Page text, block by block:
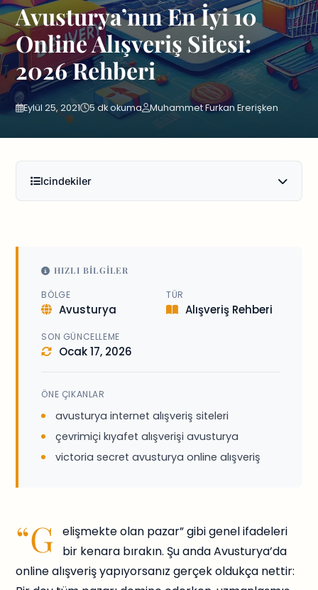
Avusturya’nın En İyi 10
Online Alışveriş Sitesi:
2026 Rehberi
Eylül 25, 2021 5 dk okuma Muhammet Furkan Ererişken
Icindekiler
HIZLI BILGILER
BÖLGE
Avusturya
TÜR
Alışveriş Rehberi
SON GÜNCELLEME
Ocak 17, 2026
ÖNE ÇIKANLAR
avusturya internet alışveriş siteleri
çevrimiçi kıyafet alışverişi avusturya
victoria secret avusturya online alışveriş
“G
elişmekte olan pazar” gibi genel ifadeleri
bir kenara bırakın. Şu anda Avusturya’da
online alışveriş yapıyorsanız gerçek oldukça nettir: